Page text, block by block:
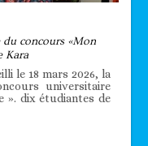
concours «Mon
Kara
le 18 mars 2026, la
universitaire
». dix étudiantes de